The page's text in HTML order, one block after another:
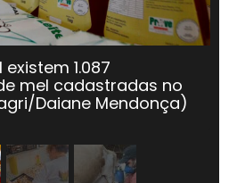
1.087
mel cadastradas no
Daiane Mendonça)